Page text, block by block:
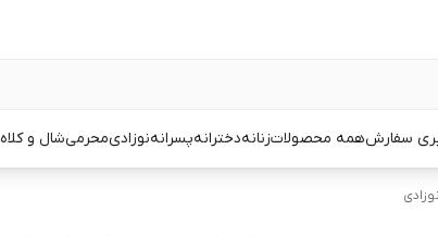
سفارشهمه محصولاتزنانهدخترانهپسرانهنوزادیمحرمیشال و کلاه
نوزادی